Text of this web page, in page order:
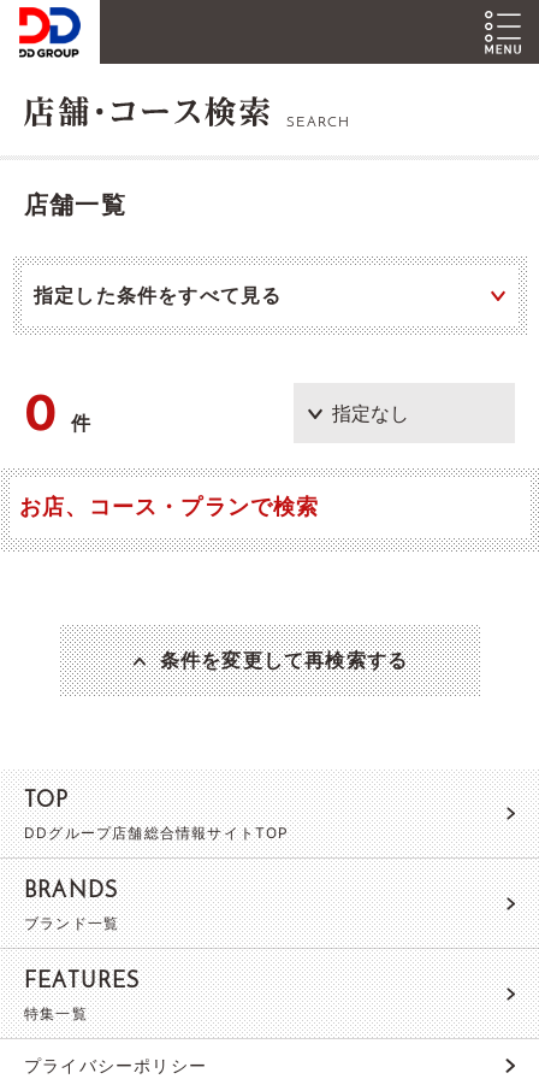
SEARCH
店舗一覧
指定した条件をすべて見る
0件
お店、コース・プランで検索
条件を変更して再検索する
TOP
DDグループ店舗総合情報サイトTOP
BRANDS
ブランド一覧
FEATURES
特集一覧
プライバシーポリシー